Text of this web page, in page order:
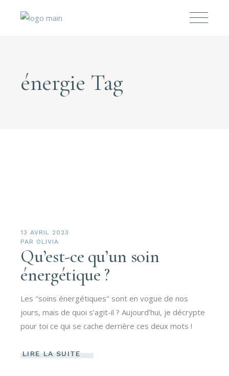
énergie Tag
13 AVRIL 2023
PAR OLIVIA
Qu’est-ce qu’un soin
énergétique ?
Les "soins énergétiques" sont en vogue de nos
jours, mais de quoi s’agit-il ? Aujourd’hui, je décrypte
pour toi ce qui se cache derrière ces deux mots !
LIRE LA SUITE